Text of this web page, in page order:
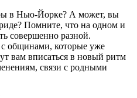
в Нью-Йорке? А может, вы
Помните, что на одном и
совершенно разной.
общинами, которые уже
вам вписаться в новый ритм
связи с родными